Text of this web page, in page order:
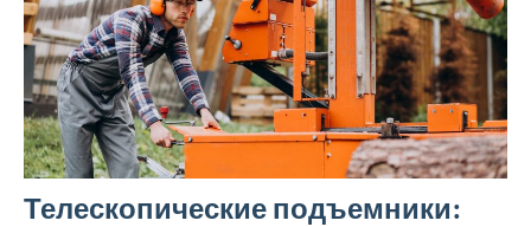
Телескопические подъемники: